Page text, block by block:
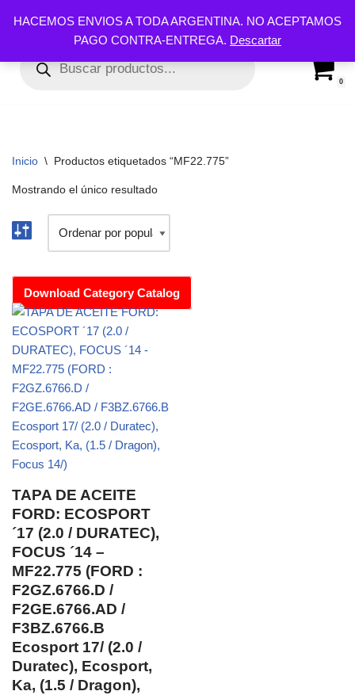
HACEMOS ENVIOS A TODA ARGENTINA. NO ACEPTAMOS
PAGO CONTRA-ENTREGA. Descartar
al
contenido
0
Inicio \ Productos etiquetados “MF22.775”
Mostrando el único resultado
Download Category Catalog
TAPA DE ACEITE
FORD: ECOSPORT
´17 (2.0 / DURATEC),
FOCUS ´14 –
MF22.775 (FORD :
F2GZ.6766.D /
F2GE.6766.AD /
F3BZ.6766.B
Ecosport 17/ (2.0 /
Duratec), Ecosport,
Ka, (1.5 / Dragon),